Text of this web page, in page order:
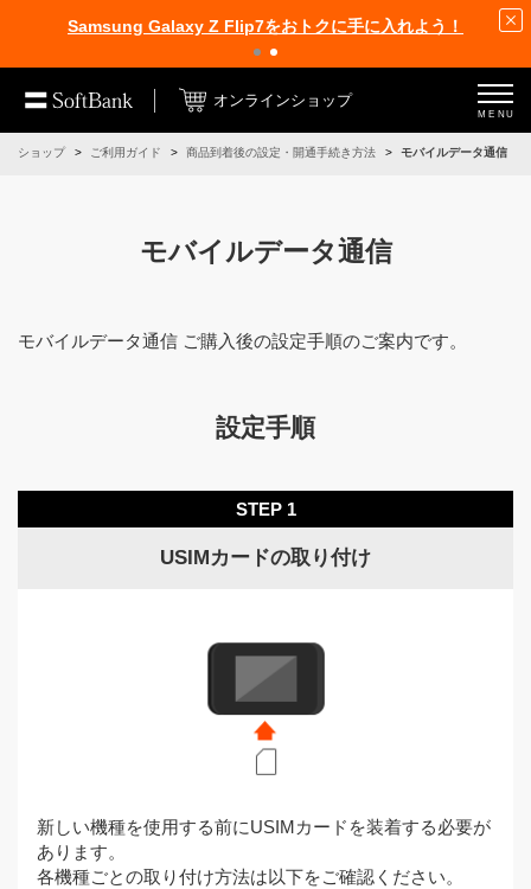
Samsung Galaxy Z Flip7をおトクに手に入れよう！
オンラインショップ
MENU
ンショップ ご利用ガイド 商品到着後の設定・開通手続き方法 モバイルデータ通信
モバイルデータ通信
モバイルデータ通信 ご購入後の設定手順のご案内です。
設定手順
STEP 1
USIMカードの取り付け
新しい機種を使用する前にUSIMカードを装着する必要が
あります。
各機種ごとの取り付け方法は以下をご確認ください。